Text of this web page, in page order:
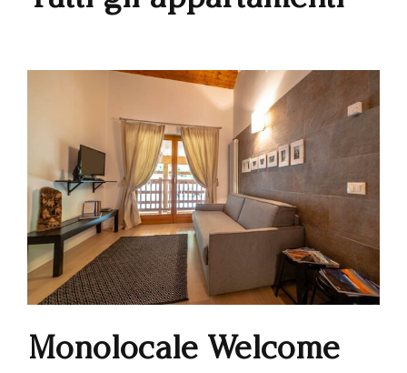
Monolocale Welcome